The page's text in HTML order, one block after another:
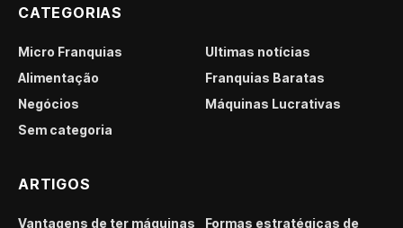
CATEGORIAS
Micro Franquias
Últimas notícias
Alimentação
Franquias Baratas
Negócios
Máquinas Lucrativas
Sem categoria
ARTIGOS
Vantagens de ter máquinas Formas estratégicas de